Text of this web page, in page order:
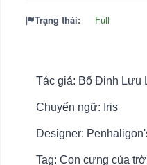
Trạng thái: Full
Tác giả: Bố Đinh Lưu
Chuyển ngữ: Iris
Designer:
Tag: Con cưng của